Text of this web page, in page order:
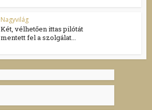
Nagyvilág
Két, vélhetően ittas pilótát
mentett fel a szolgálat...